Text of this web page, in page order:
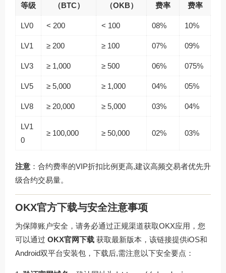
等级
（BTC）
（OKB）
费率
费率
LV0 < 200 < 100 08% 10%
LV1 ≥ 200 ≥ 100 07% 09%
LV3 ≥ 1,000 ≥ 500 06% 075%
LV5 ≥ 5,000 ≥ 1,000 04% 05%
LV8 ≥ 20,000 ≥ 5,000 03% 04%
LV1
0
≥ 100,000 ≥ 50,000 02% 03%
注意 ：合约费率的VIP折扣比例更高,建议高频交易者优先升
级合约交易量。
OKX官方下载与安全注意事项
为保障账户安全，请务必通过正规渠道获取OKX应用，您
可以通过 OKX官网下载 获取最新版本，该链接提供iOS和
Android双平台安装包，下载后,需注意以下安全要点：